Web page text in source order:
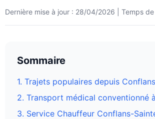
Dernière mise à jour : 28/04/2026 | Temps
Sommaire
1. Trajets populaires depuis
2. Transport médical conventionné à
3. Service Chauffeur Conflans-